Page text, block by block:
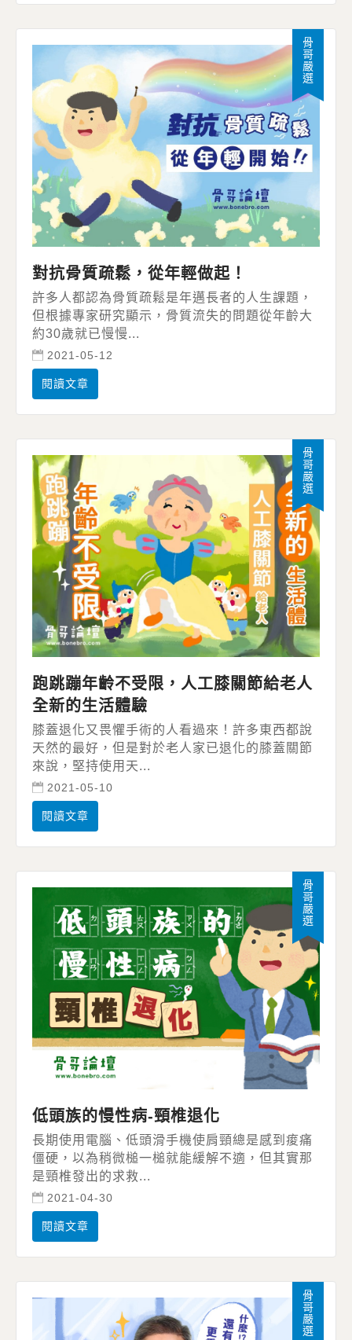
對抗骨質疏鬆，從年輕做起！
許多人都認為骨質疏鬆是年邁長者的人生課題，
但根據專家研究顯示，骨質流失的問題從年齡大
約30歲就已慢慢...
2021-05-12
閱讀文章
骨哥嚴選
跑跳蹦年齡不受限，人工膝關節給老人
全新的生活體驗
膝蓋退化又畏懼手術的人看過來！許多東西都說
天然的最好，但是對於老人家已退化的膝蓋關節
來說，堅持使用天...
2021-05-10
閱讀文章
骨哥嚴選
低頭族的慢性病-頸椎退化
長期使用電腦、低頭滑手機使肩頸總是感到痠痛
僵硬，以為稍微槌一槌就能緩解不適，但其實那
是頸椎發出的求救...
2021-04-30
閱讀文章
骨哥嚴選
骨哥嚴選